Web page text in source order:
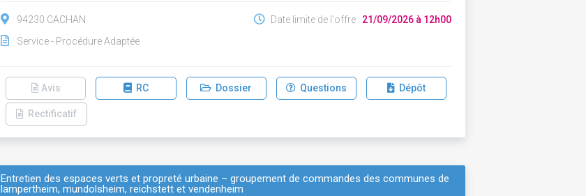
94230 CACHAN
Service - Procédure Adaptée
Date limite de l'offre : 21/09/2026 à 12h00
Avis RC Dossier Questions Dépôt
Rectificatif
Entretien des espaces verts et propreté urbaine – groupement de commandes des communes de
lampertheim, mundolsheim, reichstett et vendenheim